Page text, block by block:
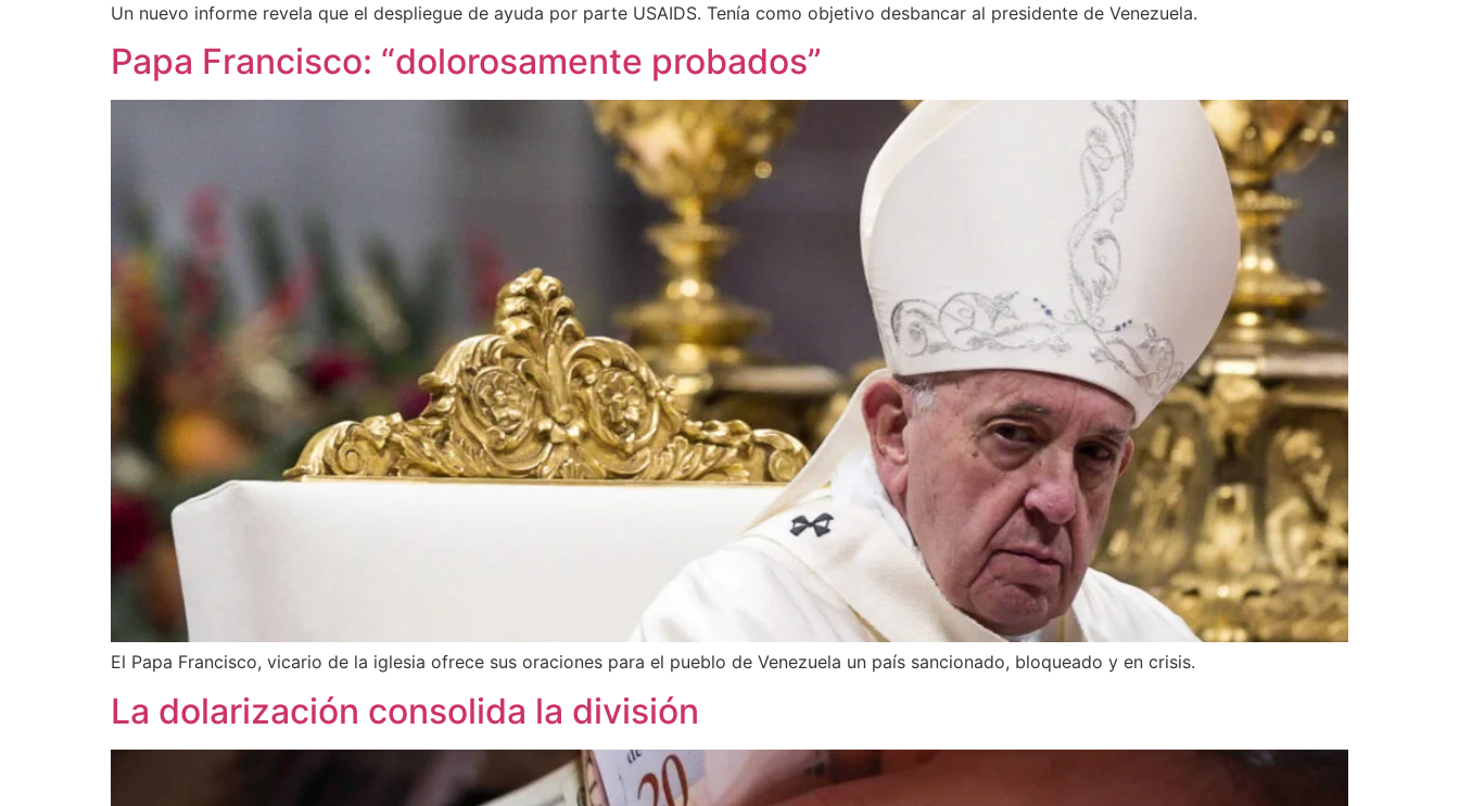
Un nuevo informe revela que el despliegue de ayuda por parte USAIDS. Tenía como objetivo desbancar al presidente de Venezuela.
Papa Francisco: “dolorosamente probados”
El Papa Francisco, vicario de la iglesia ofrece sus oraciones para el pueblo de Venezuela un país sancionado, bloqueado y en crisis.
La dolarización consolida la división